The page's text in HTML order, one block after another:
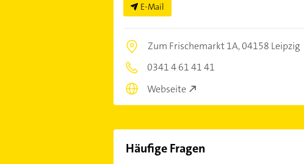
E-Mail
Zum Frischemarkt 1A,04158 Leipzig
0341 4 61 41 41
Webseite
Häufige Fragen